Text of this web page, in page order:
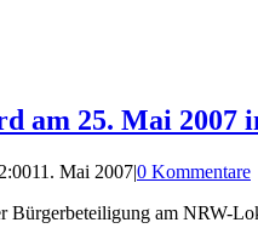
am 25. Mai 2007
11. Mai 2007|0 Kommentare
Bürgerbeteiligung am NRW-